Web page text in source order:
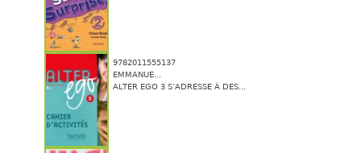
9782011555137
EMMANUE...
ALTER EGO 3 S’ADRESSE À DES...